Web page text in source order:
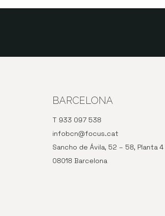
BARCELONA
T 933 097 538
infobcn@focus.cat
Sancho de Ávila, 52 – 58, Planta 4
08018 Barcelona